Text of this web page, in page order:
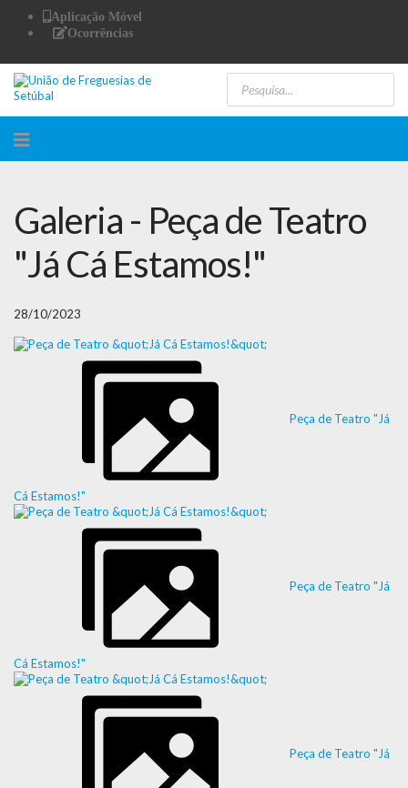
Aplicação Móvel
Ocorrências
Galeria - Peça de Teatro
"Já Cá Estamos!"
28/10/2023
Peça de Teatro "Já
Cá Estamos!"
Peça de Teatro "Já
Cá Estamos!"
Peça de Teatro "Já